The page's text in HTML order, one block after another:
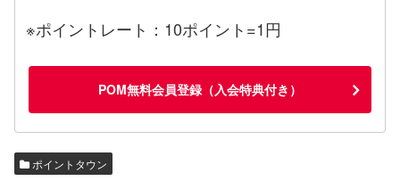
※ポイントレート：10ポイント=1円
POM無料会員登録（入会特典付き）
ポイントタウン